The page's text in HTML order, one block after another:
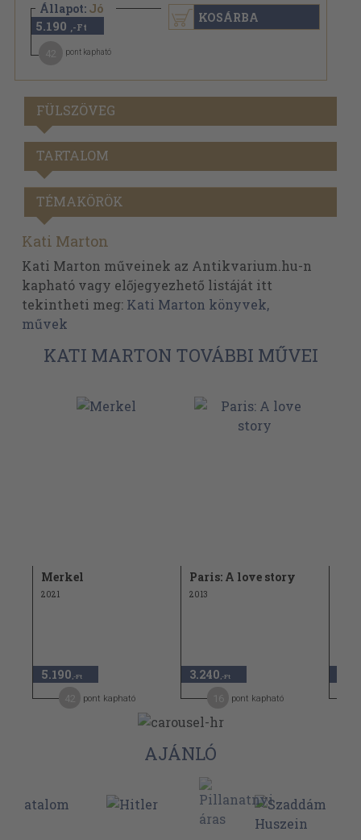
Állapot: Jó
5.190 ,-Ft
pont kapható
KOSÁRBA
FÜLSZÖVEG
TARTALOM
TÉMAKÖRÖK
Kati Marton
Kati Marton műveinek az Antikvarium.hu-n
kapható vagy előjegyezhető listáját itt
tekintheti meg: Kati Marton könyvek,
művek
KATI MARTON TOVÁBBI MŰVEI
Merkel
2021
5.190 ,-Ft
pont kapható
Paris: A love story
2013
3.240 ,-Ft
pont kapható
AJÁNLÓ